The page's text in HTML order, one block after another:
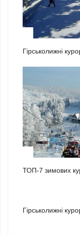
Гірськолижні
ТОП-7 зимових
Гірськолижні